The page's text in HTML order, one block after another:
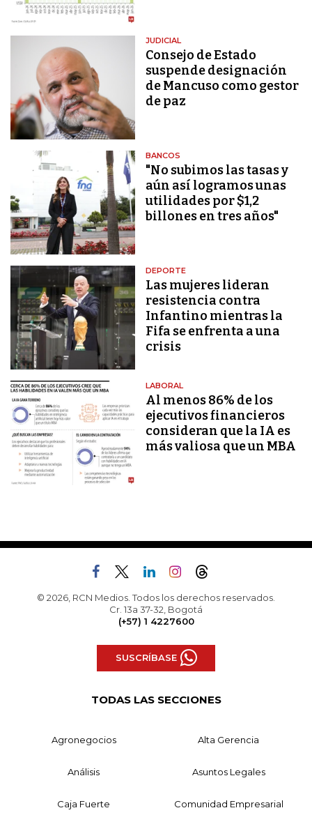
JUDICIAL
Consejo de Estado
suspende designación
de Mancuso como gestor
de paz
BANCOS
"No subimos las tasas y
aún así logramos unas
utilidades por $1,2
billones en tres años"
DEPORTE
Las mujeres lideran
resistencia contra
Infantino mientras la
Fifa se enfrenta a una
crisis
LABORAL
Al menos 86% de los
ejecutivos financieros
consideran que la IA es
más valiosa que un MBA
© 2026, RCN Medios. Todos los derechos reservados.
Cr. 13a 37-32, Bogotá
(+57) 1 4227600
SUSCRÍBASE
TODAS LAS SECCIONES
Agronegocios Alta Gerencia
Análisis Asuntos Legales
Caja Fuerte Comunidad Empresarial